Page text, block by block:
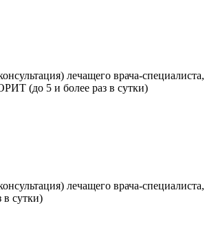
лечащего врача-специалиста,
(до 5 и более раз в сутки)
лечащего врача-специалиста,
сутки)